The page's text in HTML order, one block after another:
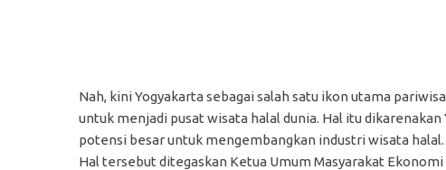
Nah, kini Yogyakarta sebagai salah satu ikon utama
untuk menjadi pusat wisata halal dunia. Hal itu dikarenakan
potensi besar untuk mengembangkan industri wisata halal.
Hal tersebut ditegaskan Ketua Umum Masyarakat Ekonomi